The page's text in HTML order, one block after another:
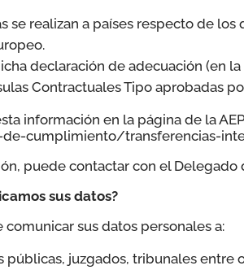
se realizan a países respecto de
declaración de adecuación (en
Contractuales Tipo aprobadas
información en la página de la
cumplimiento/transferencias-
puede contactar con el
sus datos?
comunicar sus datos personales a:
públicas, juzgados, tribunales